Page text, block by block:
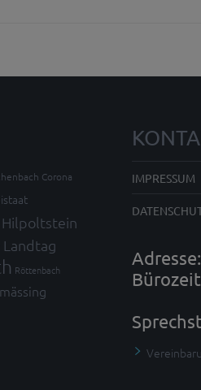
Corona
Hilpoltstein
Landtag
Röttenbach
IMPRESSUM